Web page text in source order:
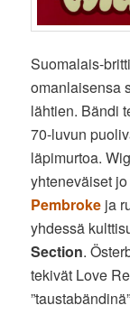
Suomalais-
omanlaisensa
lähtien. Bändi
70-luvun
läpimurtoa.
yhteneväiset
Pembroke ja
yhdessä
Section.
tekivät Love